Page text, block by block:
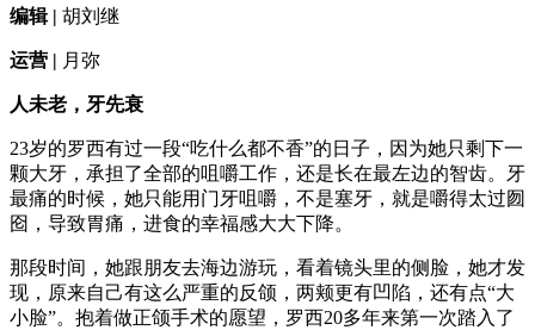
编辑 | 胡刘继
运营 | 月弥
人未老，牙先衰
23岁的罗西有过一段“吃什么都不香”的日子，因为她只剩下一
颗大牙，承担了全部的咀嚼工作，还是长在最左边的智齿。牙
最痛的时候，她只能用门牙咀嚼，不是塞牙，就是嚼得太过囫
囵，导致胃痛，进食的幸福感大大下降。
那段时间，她跟朋友去海边游玩，看着镜头里的侧脸，她才发
现，原来自己有这么严重的反颌，两颊更有凹陷，还有点“大
小脸”。抱着做正颌手术的愿望，罗西20多年来第一次踏入了